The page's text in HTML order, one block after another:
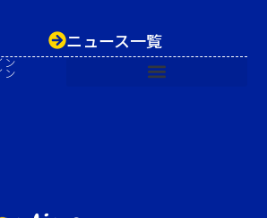
ニュース一覧
ン
ン